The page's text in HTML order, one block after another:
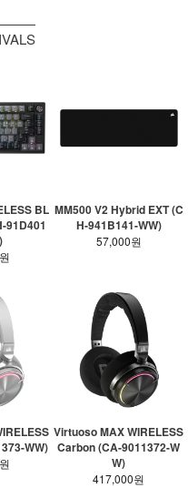
BL
91D401
MM500 V2 Hybrid EXT (C
H-941B141-WW)
57,000원
WW)
Virtuoso MAX WIRELESS
Carbon (CA-9011372-W
W)
417,000원